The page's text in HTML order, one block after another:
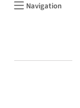
Navigation